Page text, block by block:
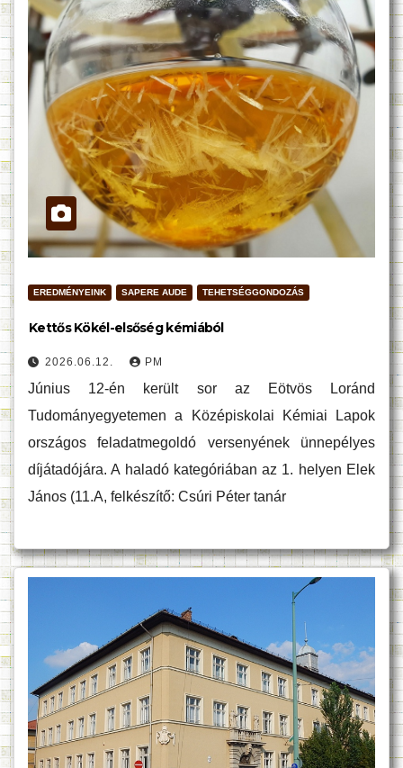
EREDMÉNYEINK SAPERE AUDE TEHETSÉGGONDOZÁS
Kettős Kökél-elsőség kémiából
2026.06.12. PM
Június 12-én került sor az Eötvös Loránd
Tudományegyetemen a Középiskolai Kémiai Lapok
országos feladatmegoldó versenyének ünnepélyes
díjátadójára. A haladó kategóriában az 1. helyen Elek
János (11.A, felkészítő: Csúri Péter tanár